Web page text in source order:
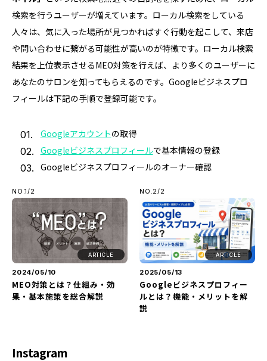
検索を行うユーザーが増えています。ローカル検索をしている
人々は、気に入った場所が見つかればすぐ行動を起こして、来店
や問い合わせに繋がる可能性が高いのが特徴です。ローカル検索
結果を上位表示させるMEO対策を行えば、より多くのユーザーに
あなたのサロンを知ってもらえるのです。Googleビジネスプロ
フィールは下記の手順で登録可能です。
Googleアカウントの取得
Googleビジネスプロフィールで基本情報の登録
Googleビジネスプロフィールのオーナー確認
NO.1/2
ARTICLE
2024/05/10
MEO対策とは？仕組み・効
果・基本施策を総合解説
NO.2/2
ARTICLE
2025/05/13
Googleビジネスプロフィー
ルとは？機能・メリットを解
説
Instagram